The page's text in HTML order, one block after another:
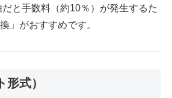
と手数料（約10％）が発生するた
」がおすすめです。
式）